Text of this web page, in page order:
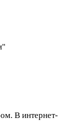
В интернет-